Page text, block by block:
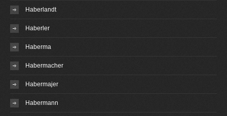
Haberlandt
Haberler
Haberma
Habermacher
Habermajer
Habermann